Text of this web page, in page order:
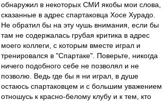
обнаружил в некоторых СМИ якобы мои слова,
сказанные в адрес спартаковца Хосе Хурадо.
Не обратил бы на эту чушь внимания, если бы
там не содержалась грубая критика в адрес
моего коллеги, с которым вместе играл и
тренировался в "Спартаке". Поверьте, никогда
ничего подобного себе не позволял и не
позволю. Ведь где бы я ни играл, в душе
остаюсь спартаковцем и с большим уважением
отношусь к красно-белому клубу и к тем, кто